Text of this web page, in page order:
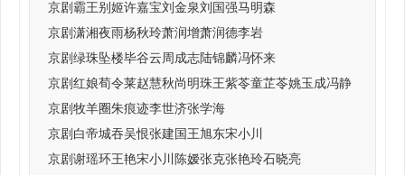
京剧霸王别姬许嘉宝刘金泉刘国强马明森
京剧潇湘夜雨杨秋玲萧润增萧润德李岩
京剧绿珠坠楼毕谷云周成志陆锦麟冯怀来
京剧红娘荀令莱赵慧秋尚明珠王紫苓童芷苓姚玉成冯静
京剧牧羊圈朱痕迹李世济张学海
京剧白帝城吞吴恨张建国王旭东宋小川
京剧谢瑶环王艳宋小川陈嫒张克张艳玲石晓亮